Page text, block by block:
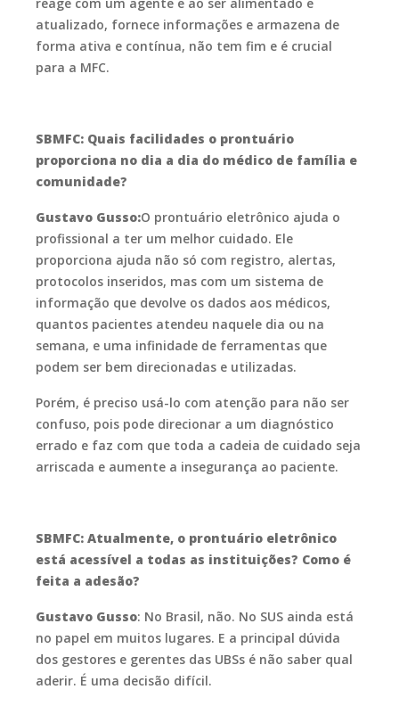
atualizado, fornece informações e armazena de
forma ativa e contínua, não tem fim e é crucial
para a MFC.
SBMFC: Quais facilidades o prontuário
proporciona no dia a dia do médico de família e
comunidade?
Gustavo Gusso:O prontuário eletrônico ajuda o
profissional a ter um melhor cuidado. Ele
proporciona ajuda não só com registro, alertas,
protocolos inseridos, mas com um sistema de
informação que devolve os dados aos médicos,
quantos pacientes atendeu naquele dia ou na
semana, e uma infinidade de ferramentas que
podem ser bem direcionadas e utilizadas.
Porém, é preciso usá-lo com atenção para não ser
confuso, pois pode direcionar a um diagnóstico
errado e faz com que toda a cadeia de cuidado seja
arriscada e aumente a insegurança ao paciente.
SBMFC: Atualmente, o prontuário eletrônico
está acessível a todas as instituições? Como é
feita a adesão?
Gustavo Gusso: No Brasil, não. No SUS ainda está
no papel em muitos lugares. E a principal dúvida
dos gestores e gerentes das UBSs é não saber qual
aderir. É uma decisão difícil.